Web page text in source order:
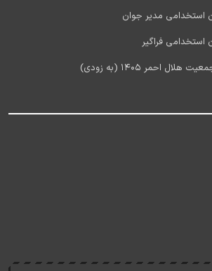
استخدامی مدیر جوان
استخدامی فراگیر
احمر 1405 (به زودی)